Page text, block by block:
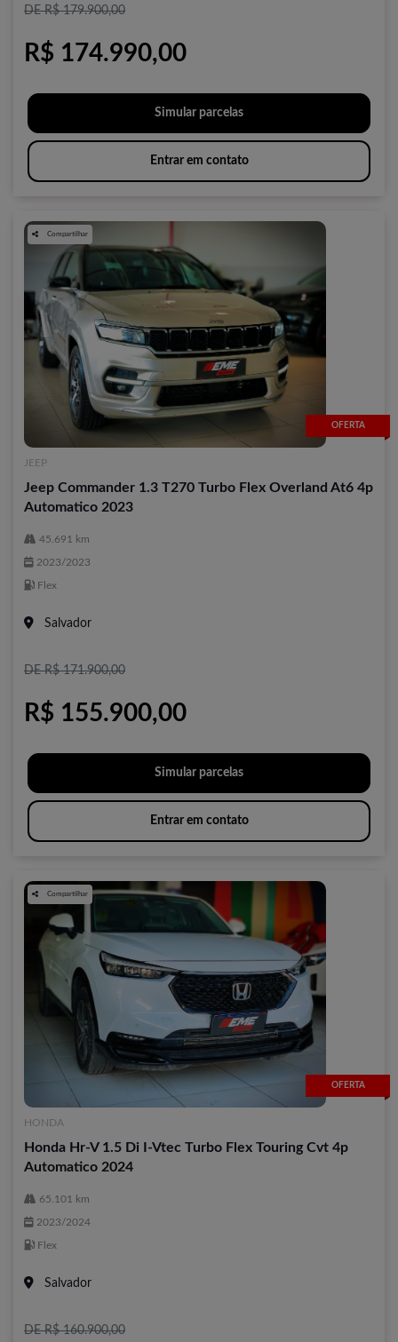
DE R$ 179.900,00
R$ 174.990,00
Simular parcelas
Entrar em contato
OFERTA
Compartilhar
JEEP
Jeep Commander 1.3 T270 Turbo Flex Overland At6 4p
Automatico 2023
45.691 km
2023/2023
Flex
Salvador
DE R$ 171.900,00
R$ 155.900,00
Simular parcelas
Entrar em contato
OFERTA
Compartilhar
HONDA
Honda Hr-V 1.5 Di I-Vtec Turbo Flex Touring Cvt 4p
Automatico 2024
65.101 km
2023/2024
Flex
Salvador
DE R$ 160.900,00